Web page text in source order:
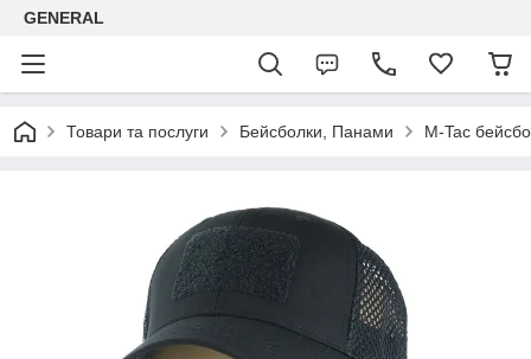
GENERAL
Товари та послуги Бейсболки, Панами M-Tac